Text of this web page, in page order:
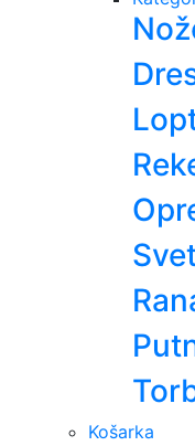
Košarka